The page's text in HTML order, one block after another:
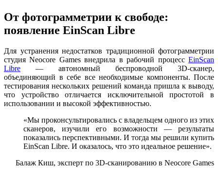
От фотограмметрии к свободе:
появление EinScan Libre
Для устранения недостатков традиционной фотограмметрии
студия Neocore Games внедрила в рабочий процесс EinScan
Libre — автономный беспроводной 3D-сканер,
объединяющий в себе все необходимые компоненты. После
тестирования нескольких решений команда пришла к выводу,
что устройство отличается исключительной простотой в
использовании и высокой эффективностью.
«Мы проконсультировались с владельцем одного из этих
сканеров, изучили его возможности — результаты
показались перспективными. И тогда мы решили купить
EinScan Libre. И оказалось, что это идеальное решение».
Балаж Киш, эксперт по 3D-сканированию в Neocore Games